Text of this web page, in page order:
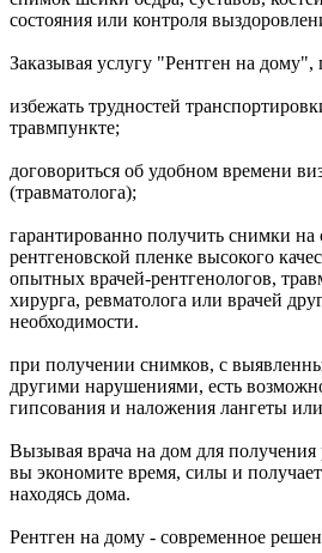
состояния или контроля
Заказывая услугу "Рентген на
избежать трудностей
травмпункте;
договориться об удобном времени
(травматолога);
гарантированно получить снимки
рентгеновской пленке высокого
опытных врачей-рентгенологов,
хирурга, ревматолога или врачей
необходимости.
при получении снимков, с
другими нарушениями, есть
гипсования и наложения лангеты
Вызывая врача на дом для получения
вы экономите время, силы и
находясь дома.
Рентген на дому - современное